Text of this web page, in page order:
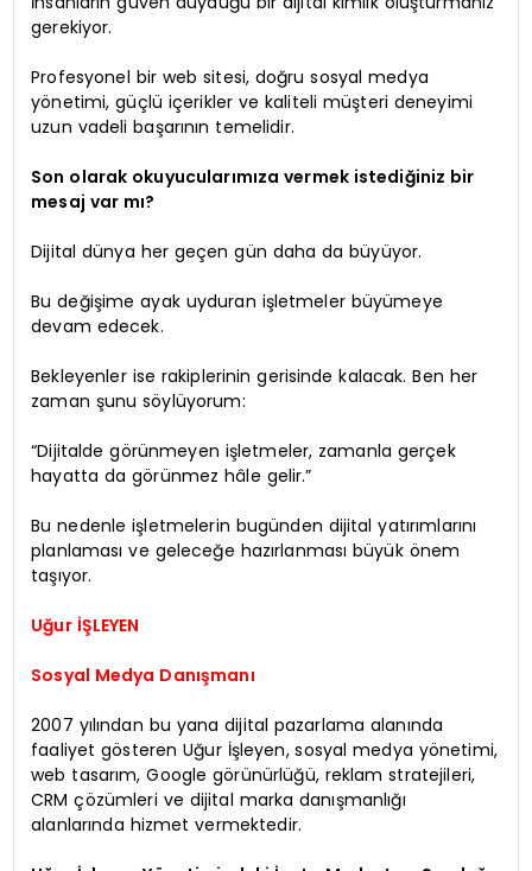
gerekiyor.
Profesyonel bir web sitesi, doğru sosyal medya
yönetimi, güçlü içerikler ve kaliteli müşteri deneyimi
uzun vadeli başarının temelidir.
Son olarak okuyucularımıza vermek istediğiniz bir
mesaj var mı?
Dijital dünya her geçen gün daha da büyüyor.
Bu değişime ayak uyduran işletmeler büyümeye
devam edecek.
Bekleyenler ise rakiplerinin gerisinde kalacak. Ben her
zaman şunu söylüyorum:
“Dijitalde görünmeyen işletmeler, zamanla gerçek
hayatta da görünmez hâle gelir.”
Bu nedenle işletmelerin bugünden dijital yatırımlarını
planlaması ve geleceğe hazırlanması büyük önem
taşıyor.
Uğur İŞLEYEN
Sosyal Medya Danışmanı
2007 yılından bu yana dijital pazarlama alanında
faaliyet gösteren Uğur İşleyen, sosyal medya yönetimi,
web tasarım, Google görünürlüğü, reklam stratejileri,
CRM çözümleri ve dijital marka danışmanlığı
alanlarında hizmet vermektedir.